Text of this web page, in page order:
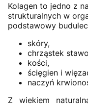
Kolagen to jedno z
strukturalnych w
podstawowy
skóry,
chrząstek
kości,
ścięgien i
naczyń
Z wiekiem